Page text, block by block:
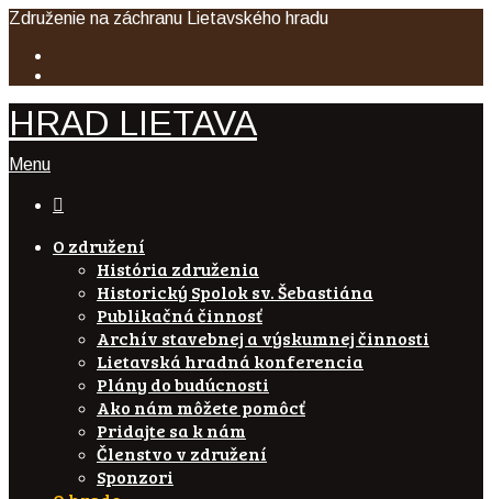
Združenie na záchranu Lietavského hradu
HRAD LIETAVA
Menu

O združení
História združenia
Historický Spolok sv. Šebastiána
Publikačná činnosť
Archív stavebnej a výskumnej činnosti
Lietavská hradná konferencia
Plány do budúcnosti
Ako nám môžete pomôcť
Pridajte sa k nám
Členstvo v združení
Sponzori